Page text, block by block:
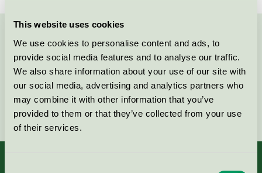
This website uses cookies
We use cookies to personalise content and ads, to
provide social media features and to analyse our traffic.
We also share information about your use of our site with
our social media, advertising and analytics partners who
may combine it with other information that you’ve
provided to them or that they’ve collected from your use
of their services.
Kontakta oss på08-55 55 24 00eller via formuläret:
Fortsätt